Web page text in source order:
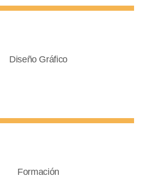
Diseño Gráfico
Formación